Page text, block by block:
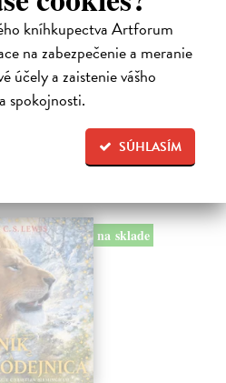
kníhkupectva Artforum
na zabezpečenie a meranie
účely a zaistenie vášho
spokojnosti.
SÚHLASÍM
so zvedavým Andrejom. Obaja sú
na sklade